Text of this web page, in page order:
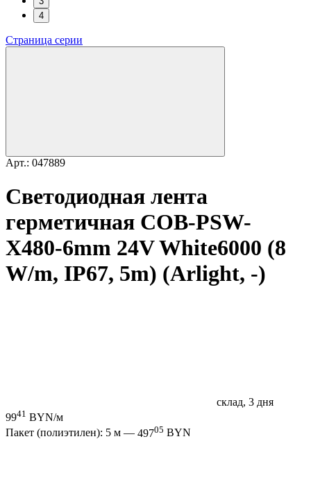
4
Страница серии
Арт.: 047889
Светодиодная лента
герметичная COB-PSW-
X480-6mm 24V White6000 (8
W/m, IP67, 5m) (Arlight, -)
склад, 3 дня
9941 BYN/м
Пакет (полиэтилен): 5 м — 49705 BYN